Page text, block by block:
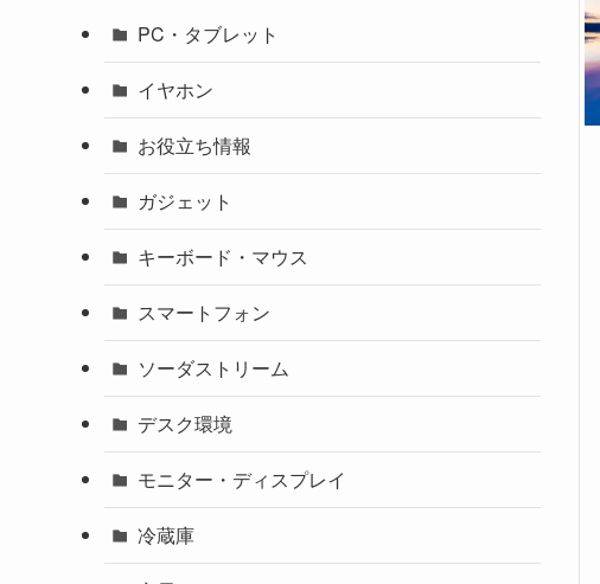
PC・タブレット
イヤホン
お役立ち情報
ガジェット
キーボード・マウス
スマートフォン
ソーダストリーム
デスク環境
モニター・ディスプレイ
冷蔵庫